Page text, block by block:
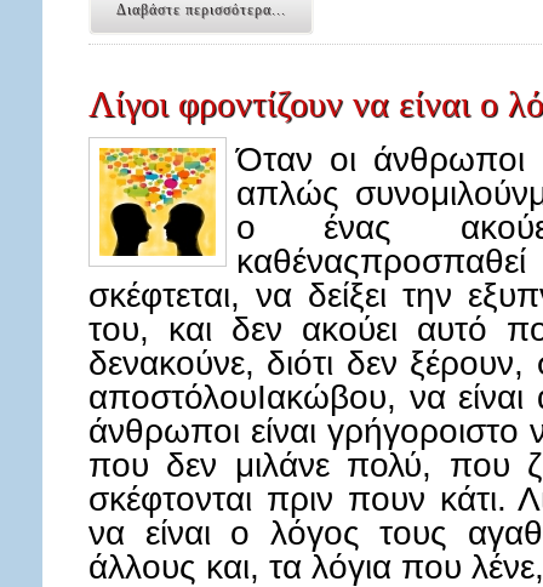
Διαβάστε περισσότερα...
Λίγοι φροντίζουν να είναι ο
Όταν οι άνθρωποι
απλώς
ο ένας
σκέφτεται, να δείξει την
του, και δεν ακούει αυτό
δενακούνε, διότι δεν
αποστόλουΙακώβου, να είναι
άνθρωποι είναι γρήγοροιστο
που δεν μιλάνε πολύ, που
σκέφτονται πριν πουν κάτι.
να είναι ο λόγος τους
άλλους και, τα λόγια που